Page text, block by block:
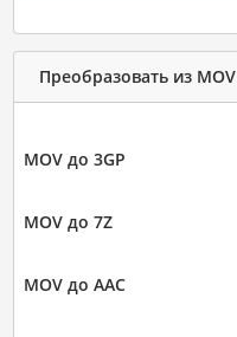
Преобразовать из MOV
MOV до 3GP
MOV до 7Z
MOV до AAC